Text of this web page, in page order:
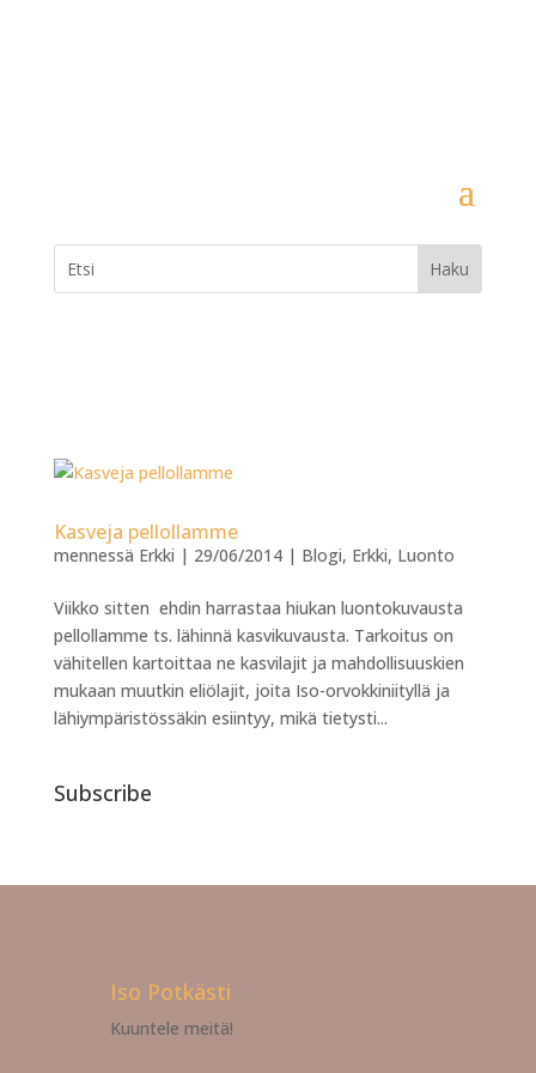
Kasveja pellollamme
mennessä Erkki | 29/06/2014| Blogi, Erkki, Luonto
Viikko sitten ehdin harrastaa hiukan luontokuvausta
pellollamme ts. lähinnä kasvikuvausta. Tarkoitus on
vähitellen kartoittaa ne kasvilajit ja mahdollisuuskien
mukaan muutkin eliölajit, joita Iso-orvokkiniityllä ja
lähiympäristössäkin esiintyy, mikä tietysti...
Subscribe
Iso Potkästi
Kuuntele meitä!